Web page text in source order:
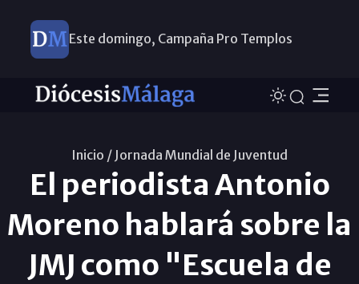
Este domingo, Campaña Pro Templos
Inicio / Jornada Mundial de Juventud
El periodista Antonio
Moreno hablará sobre la
JMJ como "Escuela de